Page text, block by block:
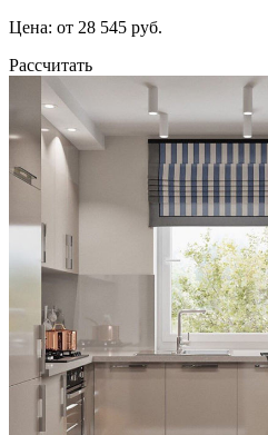
Цена: от 28 545 руб.
Рассчитать